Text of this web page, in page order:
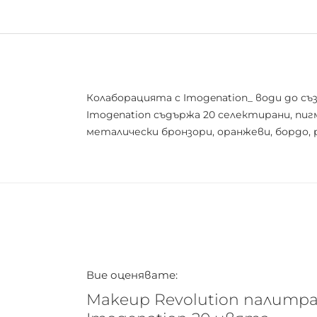
Колаборацията с Imogenation_ води до
Imogenation съдържа 20 селектирани,
металически бронзори, оранжеви, бордо,
Вие оценявате:
Makeup Revolution